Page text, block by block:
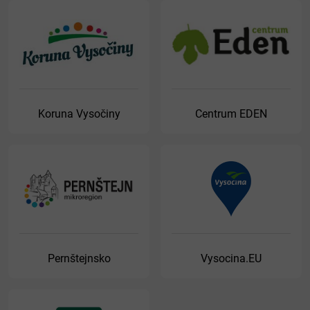
Koruna Vysočiny Centrum EDEN
Pernštejnsko Vysocina.EU